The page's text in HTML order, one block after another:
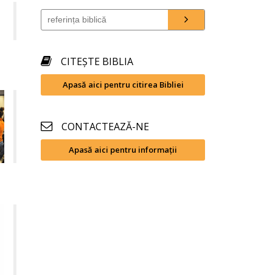
CITEȘTE BIBLIA
Apasă aici pentru citirea Bibliei
CONTACTEAZĂ-NE
Apasă aici pentru informații